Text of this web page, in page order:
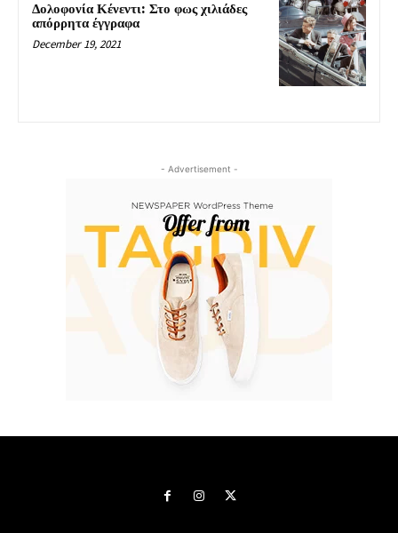
Δολοφονία Κένεντι: Στο φως χιλιάδες
απόρρητα έγγραφα
December 19, 2021
- Advertisement -